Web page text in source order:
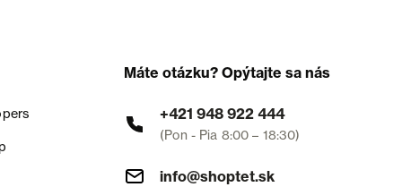
Máte otázku? Opýtajte sa nás
+421 948 922 444
(Pon - Pia 8:00 – 18:30)
info@shoptet.sk